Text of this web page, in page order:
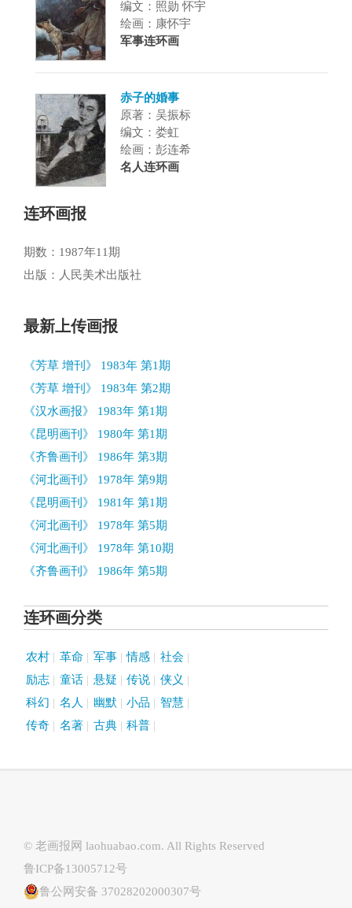
编文：照勋 怀宇
绘画：康怀宇
军事连环画
赤子的婚事
原著：吴振标
编文：娄虹
绘画：彭连希
名人连环画
连环画报
期数：1987年11期
出版：人民美术出版社
最新上传画报
《芳草 增刊》 1983年 第1期
《芳草 增刊》 1983年 第2期
《汉水画报》 1983年 第1期
《昆明画刊》 1980年 第1期
《齐鲁画刊》 1986年 第3期
《河北画刊》 1978年 第9期
《昆明画刊》 1981年 第1期
《河北画刊》 1978年 第5期
《河北画刊》 1978年 第10期
《齐鲁画刊》 1986年 第5期
连环画分类
农村 革命 军事 情感
社会
励志
童话 悬疑 传说
侠义
科幻
名人 幽默 小品
智慧
传奇
名著 古典 科普
© 老画报网 laohuabao.com. All Rights Reserved
鲁ICP备13005712号
鲁公网安备 37028202000307号